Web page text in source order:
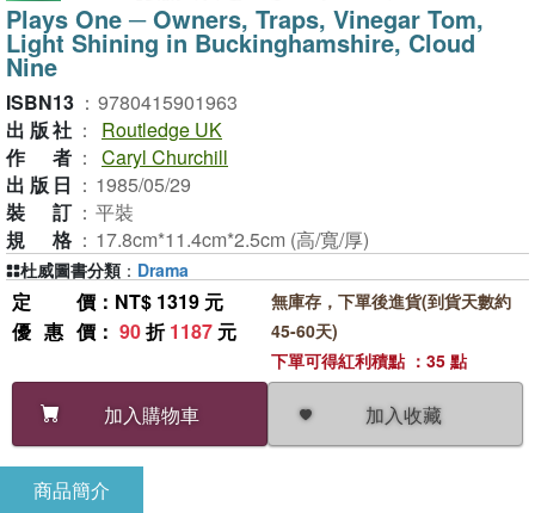
Plays One ─ Owners, Traps, Vinegar Tom,
Light Shining in Buckinghamshire, Cloud
Nine
ISBN13 ： 9780415901963
出版社 ：
Routledge UK
作者 ： Caryl Churchill
出版日 ： 1985/05/29
裝訂 ： 平裝
規格 ： 17.8cm*11.4cm*2.5cm (高/寬/厚)
定價 ：NT$ 1319 元
優惠價 ： 90折1187 元
加入購物車 加入收藏
無庫存，下單後進貨(到貨天數約
45-60天)
下單可得紅利積點 ：35 點
杜威圖書分類 ： Drama
商品簡介